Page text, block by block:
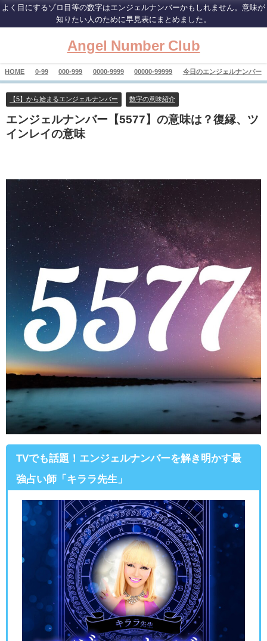
よく目にするゾロ目等の数字はエンジェルナンバーかもしれません。意味が
知りたい人のために早見表にまとめました。
Angel Number Club
HOME 0-99 000-999 0000-9999 00000-99999 今日のエンジェルナンバー
【5】から始まるエンジェルナンバー 数字の意味紹介
エンジェルナンバー【5577】の意味は？復縁、ツ
インレイの意味
TVでも話題！エンジェルナンバーを解き明かす最
強占い師「キララ先生」